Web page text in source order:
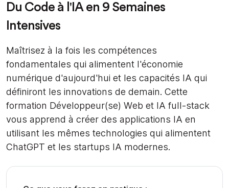
Du Code à l'IA en 9 Semaines
Intensives
Maîtrisez à la fois les compétences
fondamentales qui alimentent l'économie
numérique d'aujourd'hui et les capacités IA qui
définiront les innovations de demain. Cette
formation Développeur(se) Web et IA full-stack
vous apprend à créer des applications IA en
utilisant les mêmes technologies qui alimentent
ChatGPT et les startups IA modernes.